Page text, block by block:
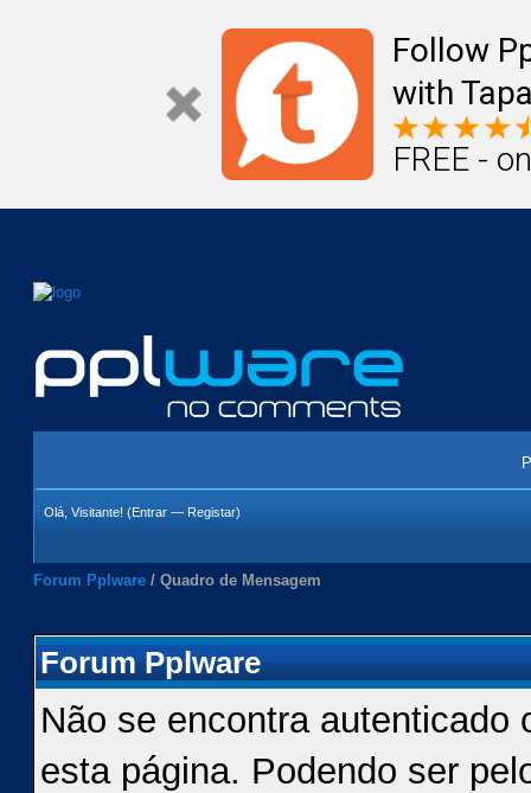
Follow
with
FREE -
Olá, Visitante! (Entrar — Registar)
Forum Pplware / Quadro de Mensagem
Forum Pplware
Não se encontra autenticado
esta página. Podendo ser